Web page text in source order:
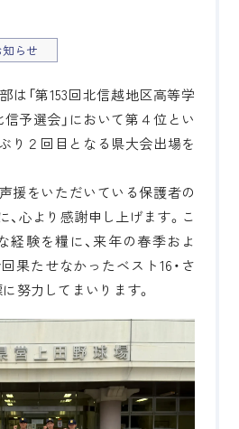
知らせ
は「第153回北信越地区高等学
予選会」において第４位とい
り２回目となる県大会出場を
援をいただいている保護者の
、心より感謝申し上げます。こ
経験を糧に、来年の春季およ
果たせなかったベスト16・さ
努力してまいります。